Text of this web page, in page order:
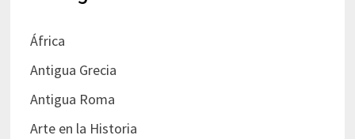
África
Antigua Grecia
Antigua Roma
Arte en la Historia